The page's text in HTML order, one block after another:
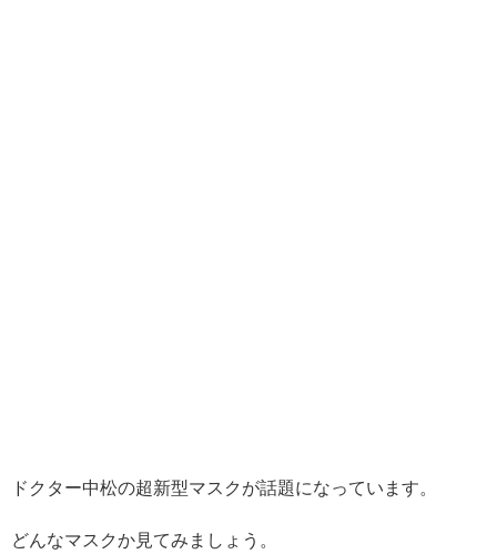
ドクター中松の超新型マスクが話題になっています。
どんなマスクか見てみましょう。